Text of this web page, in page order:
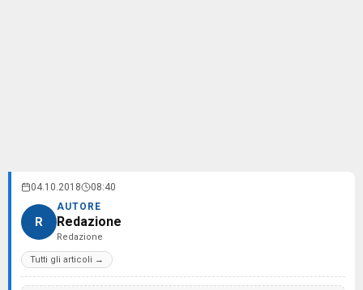
04.10.2018 08:40
R
AUTORE
Redazione
Redazione
Tutti gli articoli →